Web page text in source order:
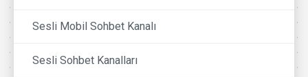
Sesli Mobil Sohbet Kanalı
Sesli Sohbet Kanalları